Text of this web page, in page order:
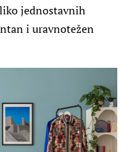
jednostavnih
i uravnotežen